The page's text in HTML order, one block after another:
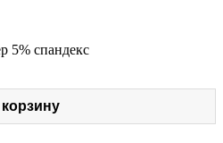
5% спандекс